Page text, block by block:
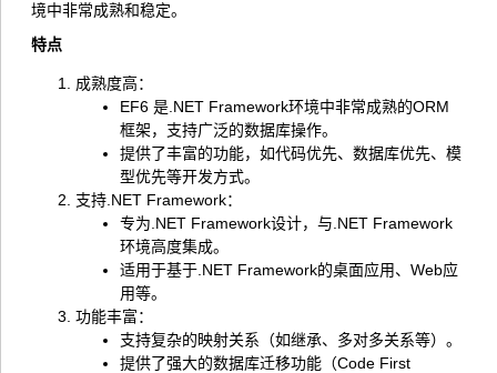
境中非常成熟和稳定。
特点
成熟度高：
EF6 是.NET Framework环境中非常成熟的ORM
框架，支持广泛的数据库操作。
提供了丰富的功能，如代码优先、数据库优先、模
型优先等开发方式。
支持.NET Framework：
专为.NET Framework设计，与.NET Framework
环境高度集成。
适用于基于.NET Framework的桌面应用、Web应
用等。
功能丰富：
支持复杂的映射关系（如继承、多对多关系等）。
提供了强大的数据库迁移功能（Code First